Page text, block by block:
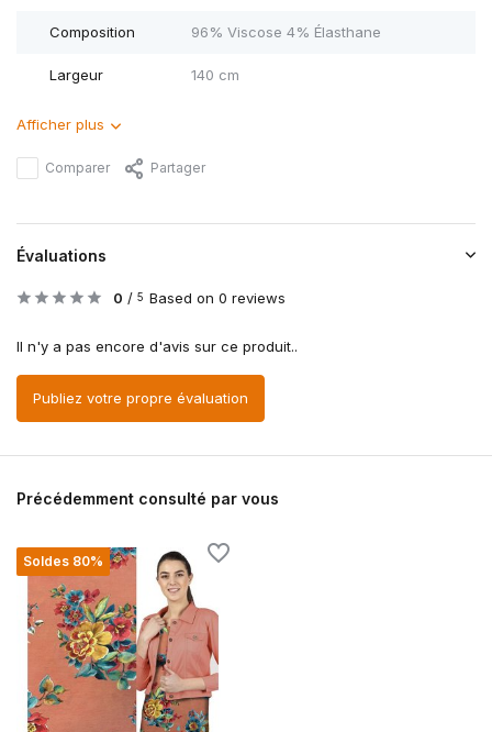
Composition 96% Viscose 4% Élasthane
Largeur 140 cm
Afficher plus
Comparer Partager
Évaluations
0 / 5 Based on 0 reviews
Il n'y a pas encore d'avis sur ce produit..
Publiez votre propre évaluation
Précédemment consulté par vous
Soldes 80%